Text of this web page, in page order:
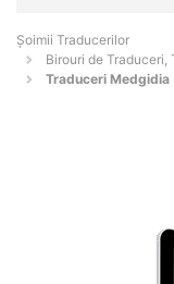
Șoimii Traducerilor
Birouri de
Traduceri Medgidia